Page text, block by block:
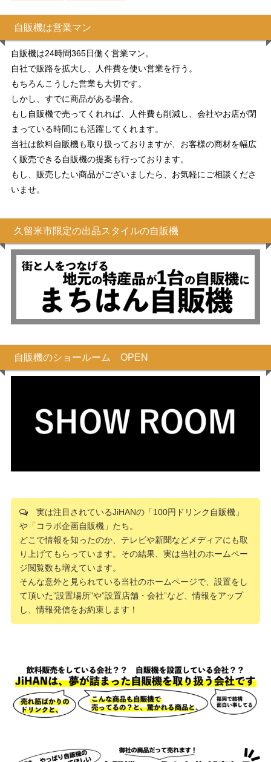
自販機は営業マン
自販機は24時間365日働く営業マン。
自社で販路を拡大し、人件費を使い営業を行う。
もちろんこうした営業も大切です。
しかし、すでに商品がある場合。
もし自販機で売ってくれれば、人件費も削減し、会社やお店が閉
まっている時間にも活躍してくれます。
当社は飲料自販機も取り扱っておりますが、お客様の商材を幅広
く販売できる自販機の提案も行っております。
もし、販売したい商品がございましたら、お気軽にご相談くださ
いませ。
久留米市限定の出品スタイルの自販機
自販機のショールーム OPEN
実は注目されているJiHANの「100円ドリンク自販機」
や「コラボ企画自販機」たち。
どこで情報を知ったのか、テレビや新聞などメディアにも取
り上げてもらっています。その結果、実は当社のホームペー
ジ閲覧数も増えています。
そんな意外と見られている当社のホームページで、設置をし
て頂いた”設置場所”や”設置店舗・会社”など、情報をアップ
し、情報発信をお約束します！